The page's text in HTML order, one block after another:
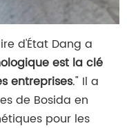
d'État Dang a
est la clé
entreprises." Il a
de Bosida en
pour les